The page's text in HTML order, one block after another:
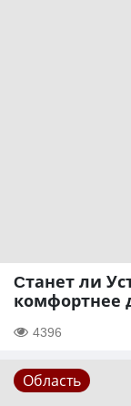
Cтанет ли
комфортнее
4396
Область